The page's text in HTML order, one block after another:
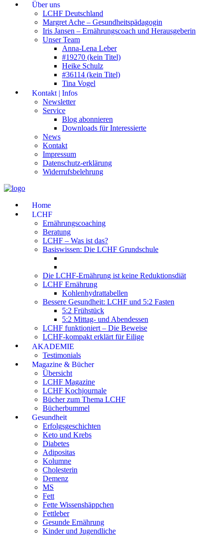
Über uns
LCHF Deutschland
Margret Ache – Gesundheitspädagogin
Iris Jansen – Ernährungscoach und Herausgeberin
Unser Team
Anna-Lena Leber
#19270 (kein Titel)
Heike Schulz
#36114 (kein Titel)
Tina Vogel
Kontakt | Infos
Newsletter
Service
Blog abonnieren
Downloads für Interessierte
News
Kontakt
Impressum
Datenschutz-erklärung
Widerrufsbelehrung
Home
LCHF
Ernährungscoaching
Beratung
LCHF – Was ist das?
Basiswissen: Die LCHF Grundschule
Die LCHF-Ernährung ist keine Reduktionsdiät
LCHF Ernährung
Kohlenhydrattabellen
Bessere Gesundheit: LCHF und 5:2 Fasten
5:2 Frühstück
5:2 Mittag- und Abendessen
LCHF funktioniert – Die Beweise
LCHF-kompakt erklärt für Eilige
AKADEMIE
Testimonials
Magazine & Bücher
Übersicht
LCHF Magazine
LCHF Kochjournale
Bücher zum Thema LCHF
Bücherbummel
Gesundheit
Erfolgsgeschichten
Keto und Krebs
Diabetes
Adipositas
Kolumne
Cholesterin
Demenz
MS
Fett
Fette Wissenshäppchen
Fettleber
Gesunde Ernährung
Kinder und Jugendliche